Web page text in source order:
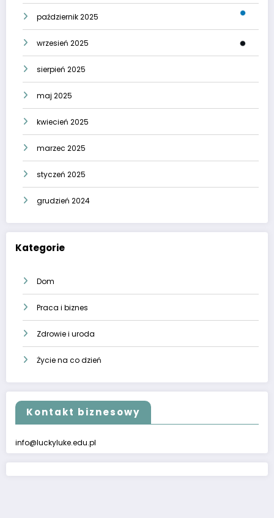
październik 2025
wrzesień 2025
sierpień 2025
maj 2025
kwiecień 2025
marzec 2025
styczeń 2025
grudzień 2024
Kategorie
Dom
Praca i biznes
Zdrowie i uroda
Życie na co dzień
Kontakt biznesowy
info@luckyluke.edu.pl